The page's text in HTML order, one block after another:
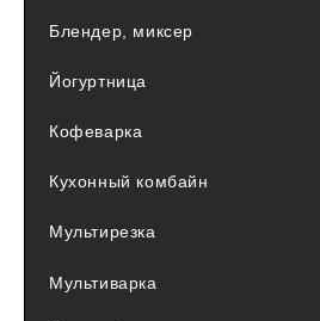
Блендер, миксер
Йогуртница
Кофеварка
Кухонный комбайн
Мультирезка
Мультиварка